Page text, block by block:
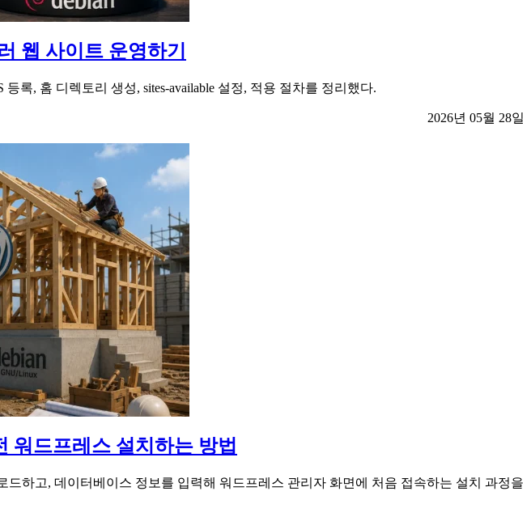
웹 사이트 운영하기
록, 홈 디렉토리 생성, sites-available 설정, 적용 절차를 정리했다.
2026년 05월 28일
워드프레스 설치하는 방법
드하고, 데이터베이스 정보를 입력해 워드프레스 관리자 화면에 처음 접속하는 설치 과정을